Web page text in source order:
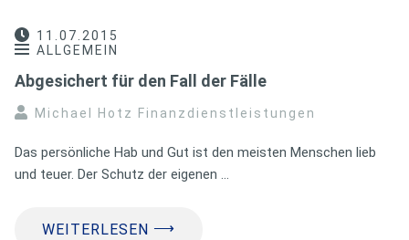
11.07.2015
ALLGEMEIN
Abgesichert für den Fall der Fälle
Michael Hotz Finanzdienstleistungen
Das persönliche Hab und Gut ist den meisten Menschen lieb
und teuer. Der Schutz der eigenen …
WEITERLESEN ⟶